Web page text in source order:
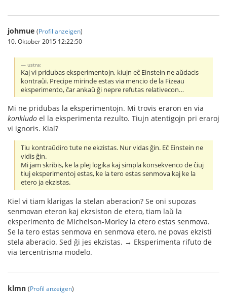
johmue (Profil anzeigen)
10. Oktober 2015 12:22:50
ustra:
Kaj vi pridubas eksperimentojn, kiujn eĉ Einstein ne aŭdacis
kontraŭi. Precipe mirinde estas via mencio de la Fizeau
eksperimento, ĉar ankaŭ ĝi nepre refutas relativecon…
Mi ne pridubas la eksperimentojn. Mi trovis eraron en via
konkludo el la eksperimenta rezulto. Tiujn atentigojn pri eraroj
vi ignoris. Kial?
Tiu kontraŭdiro tute ne ekzistas. Nur vidas ĝin. Eĉ Einstein ne
vidis ĝin.
Mi jam skribis, ke la plej logika kaj simpla konsekvenco de ĉiuj
tiuj eksperimentoj estas, ke la tero estas senmova kaj ke la
etero ja ekzistas.
Kiel vi tiam klarigas la stelan aberacion? Se oni supozas
senmovan eteron kaj ekzsiston de etero, tiam laŭ la
eksperimento de Michelson-Morley la etero estas senmova.
Se la tero estas senmova en senmova etero, ne povas ekzisti
stela aberacio. Sed ĝi jes ekzistas. → Eksperimenta rifuto de
via tercentrisma modelo.
klmn (Profil anzeigen)